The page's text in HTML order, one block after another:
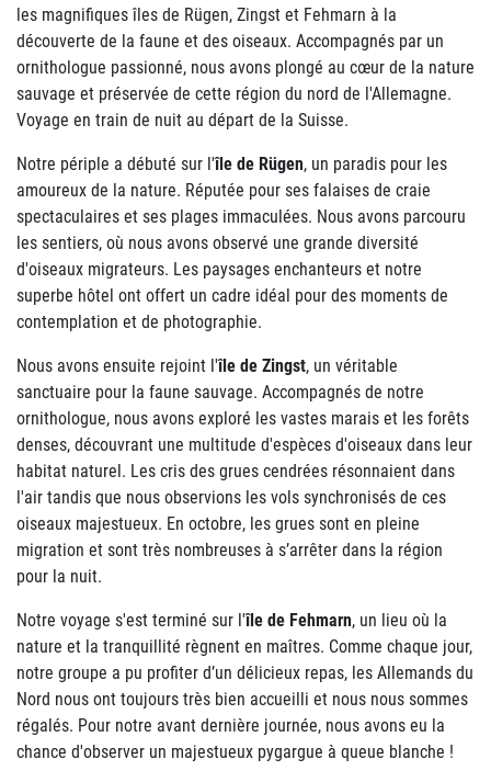
les magnifiques îles de Rügen, Zingst et Fehmarn à la
découverte de la faune et des oiseaux. Accompagnés par un
ornithologue passionné, nous avons plongé au cœur de la nature
sauvage et préservée de cette région du nord de l'Allemagne.
Voyage en train de nuit au départ de la Suisse.
Notre périple a débuté sur l'île de Rügen, un paradis pour les
amoureux de la nature. Réputée pour ses falaises de craie
spectaculaires et ses plages immaculées. Nous avons parcouru
les sentiers, où nous avons observé une grande diversité
d'oiseaux migrateurs. Les paysages enchanteurs et notre
superbe hôtel ont offert un cadre idéal pour des moments de
contemplation et de photographie.
Nous avons ensuite rejoint l'île de Zingst, un véritable
sanctuaire pour la faune sauvage. Accompagnés de notre
ornithologue, nous avons exploré les vastes marais et les forêts
denses, découvrant une multitude d'espèces d'oiseaux dans leur
habitat naturel. Les cris des grues cendrées résonnaient dans
l'air tandis que nous observions les vols synchronisés de ces
oiseaux majestueux. En octobre, les grues sont en pleine
migration et sont très nombreuses à s’arrêter dans la région
pour la nuit.
Notre voyage s'est terminé sur l'île de Fehmarn, un lieu où la
nature et la tranquillité règnent en maîtres. Comme chaque jour,
notre groupe a pu profiter d’un délicieux repas, les Allemands du
Nord nous ont toujours très bien accueilli et nous nous sommes
régalés. Pour notre avant dernière journée, nous avons eu la
chance d'observer un majestueux pygargue à queue blanche !